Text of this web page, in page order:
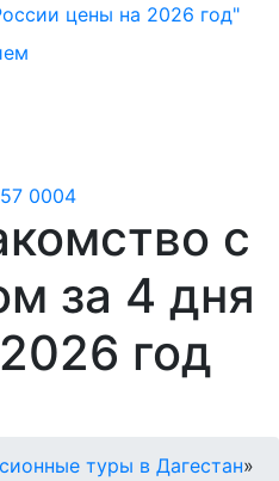
цены на 2026 год"
0004
с
за 4 дня
год
туры в Дагестан»